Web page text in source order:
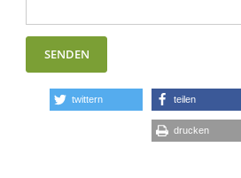
twittern teilen
drucken